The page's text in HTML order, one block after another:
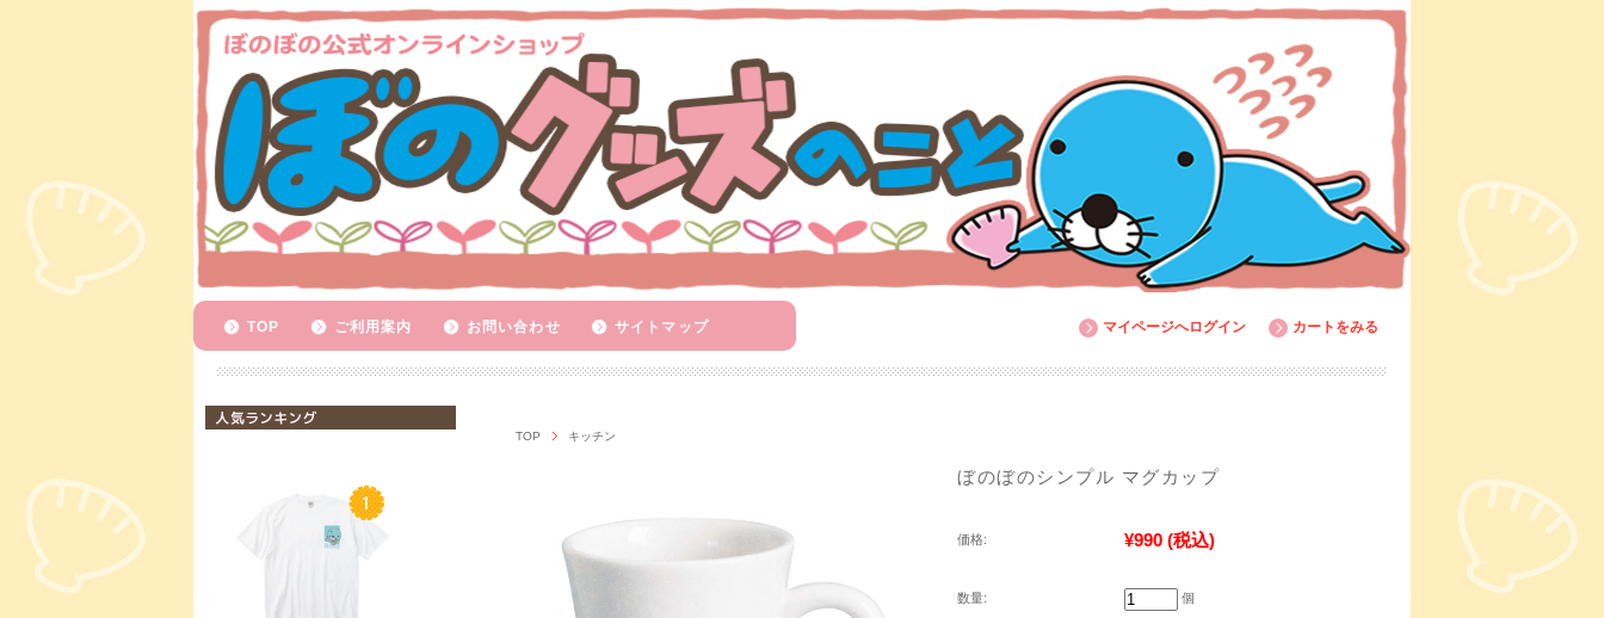
マイページへログイン カートをみる
TOP ご利用案内 お問い合わせ サイトマップ
TOP キッチン
ぼのぼのシンプル マグカップ
価格: ¥990 (税込)
数量: 個
人気ランキング